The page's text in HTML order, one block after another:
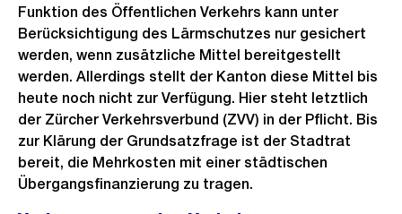
Funktion des Öffentlichen Verkehrs kann unter
Berücksichtigung des Lärmschutzes nur gesichert
werden, wenn zusätzliche Mittel bereitgestellt
werden. Allerdings stellt der Kanton diese Mittel bis
heute noch nicht zur Verfügung. Hier steht letztlich
der Zürcher Verkehrsverbund (ZVV) in der Pflicht. Bis
zur Klärung der Grundsatzfrage ist der Stadtrat
bereit, die Mehrkosten mit einer städtischen
Übergangsfinanzierung zu tragen.